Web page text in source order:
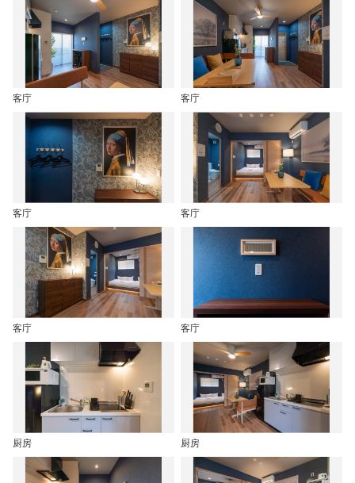
客庁 客庁
客庁 客庁
客庁 客庁
厨房 厨房